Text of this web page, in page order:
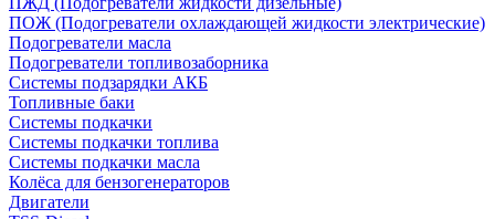
ПОЖ (Подогреватели охлаждающей жидкости электрические)
Подогреватели масла
Подогреватели топливозаборника
Системы подзарядки АКБ
Топливные баки
Системы подкачки
Системы подкачки топлива
Системы подкачки масла
Колёса для бензогенераторов
Двигатели